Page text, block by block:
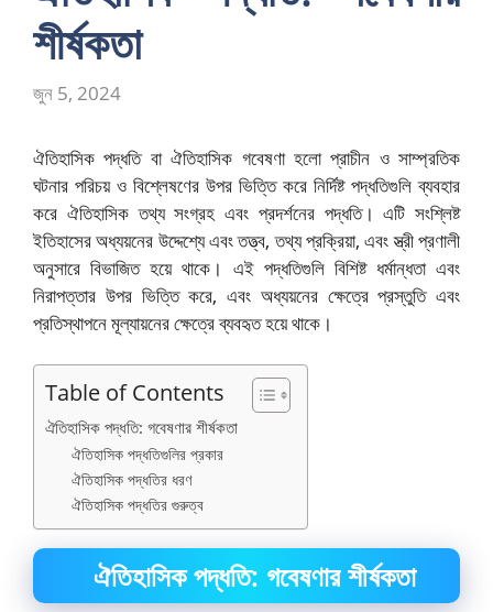
শীর্ষকতা
জুন 5, 2024
ঐতিহাসিক পদ্ধতি বা ঐতিহাসিক গবেষণা হলো প্রাচীন ও সাম্প্রতিক
ঘটনার পরিচয় ও বিশ্লেষণের উপর ভিত্তি করে নির্দিষ্ট পদ্ধতিগুলি ব্যবহার
করে ঐতিহাসিক তথ্য সংগ্রহ এবং প্রদর্শনের পদ্ধতি। এটি সংশ্লিষ্ট
ইতিহাসের অধ্যয়নের উদ্দেশ্যে এবং তত্ত্ব, তথ্য প্রক্রিয়া, এবং স্ত্রী প্রণালী
অনুসারে বিভাজিত হয়ে থাকে। এই পদ্ধতিগুলি বিশিষ্ট ধর্মান্ধতা এবং
নিরাপত্তার উপর ভিত্তি করে, এবং অধ্যয়নের ক্ষেত্রে প্রস্তুতি এবং
প্রতিস্থাপনে মূল্যায়নের ক্ষেত্রে ব্যবহৃত হয়ে থাকে।
Table of Contents
ঐতিহাসিক পদ্ধতি: গবেষণার শীর্ষকতা
ঐতিহাসিক পদ্ধতিগুলির প্রকার
ঐতিহাসিক পদ্ধতির ধরণ
ঐতিহাসিক পদ্ধতির গুরুত্ব
ঐতিহাসিক পদ্ধতি: গবেষণার শীর্ষকতা